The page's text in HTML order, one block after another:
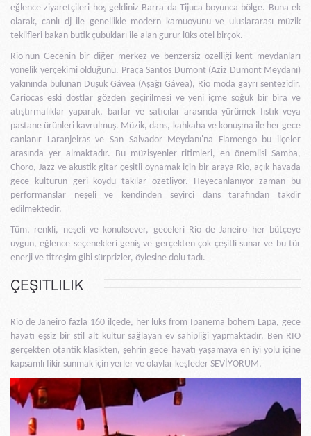
eğlence ziyaretçileri hoş geldiniz Barra da Tijuca boyunca bölge. Buna ek
olarak, canlı dj ile genellikle modern kamuoyunu ve uluslararası müzik
teklifleri bakan butik çubukları ile alan gurur lüks otel birçok.
Rio'nun Gecenin bir diğer merkez ve benzersiz özelliği kent meydanları
yönelik yerçekimi olduğunu. Praça Santos Dumont (Aziz Dumont Meydanı)
yakınında bulunan Düşük Gávea (Aşağı Gávea), Rio moda gayrı sentezidir.
Cariocas eski dostlar gözden geçirilmesi ve yeni içme soğuk bir bira ve
atıştırmalıklar yaparak, barlar ve satıcılar arasında yürümek fıstık veya
pastane ürünleri kavrulmuş. Müzik, dans, kahkaha ve konuşma ile her gece
canlanır Laranjeiras ve San Salvador Meydanı'na Flamengo bu ilçeler
arasında yer almaktadır. Bu müzisyenler ritimleri, en önemlisi Samba,
Choro, Jazz ve akustik gitar çeşitli oynamak için bir araya Rio, açık havada
gece kültürün geri koydu takılar özetliyor. Heyecanlanıyor zaman bu
performanslar neşeli ve kendinden seyirci dans tarafından takdir
edilmektedir.
Tüm, renkli, neşeli ve konuksever, geceleri Rio de Janeiro her bütçeye
uygun, eğlence seçenekleri geniş ve gerçekten çok çeşitli sunar ve bu tür
enerji ve titreşim gibi sürprizler, öylesine dolu tadı.
ÇEŞITLILIK
Rio de Janeiro fazla 160 ilçede, her lüks from Ipanema bohem Lapa, gece
hayatı eşsiz bir stil alt kültür sağlayan ev sahipliği yapmaktadır. Ben RIO
gerçekten otantik klasikten, şehrin gece hayatı yaşamaya en iyi yolu içine
kapsamlı fikir sunmak için yerler ve olaylar keşfeder SEVİYORUM.